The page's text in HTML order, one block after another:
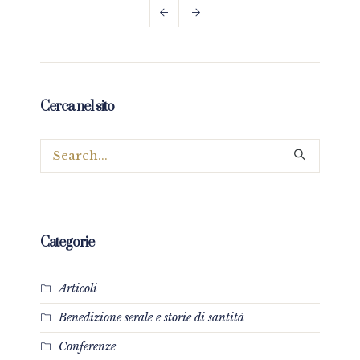
Cerca nel sito
Categorie
Articoli
Benedizione serale e storie di santità
Conferenze